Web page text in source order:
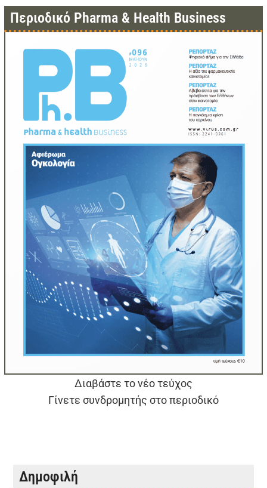
Περιοδικό Pharma & Health Business
Διαβάστε το νέο τεύχος
Γίνετε συνδρομητής στο περιοδικό
Δημοφιλή